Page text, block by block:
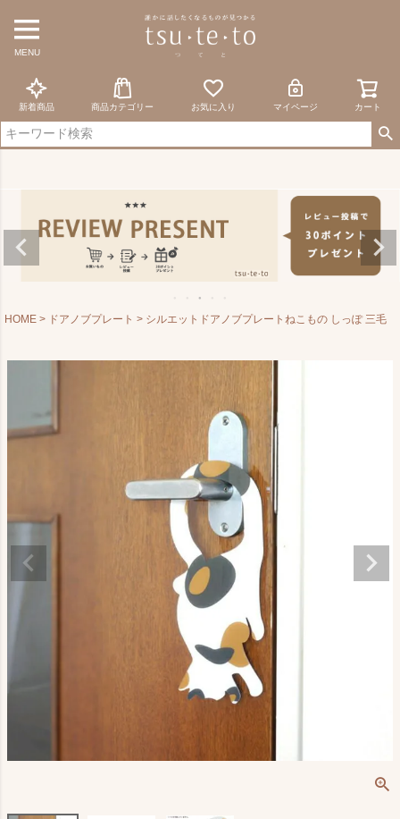
MENU
新着商品 商品カテゴリー お気に入り マイページ カート
HOME ドアノブプレート シルエットドアノブプレートねこもの しっぽ 三毛